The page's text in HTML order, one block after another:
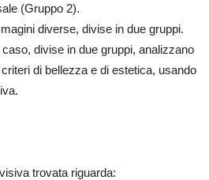
(Gruppo 2).
diverse, divise in due gruppi.
divise in due gruppi, analizzano
di bellezza e di estetica, usando
trovata riguarda: